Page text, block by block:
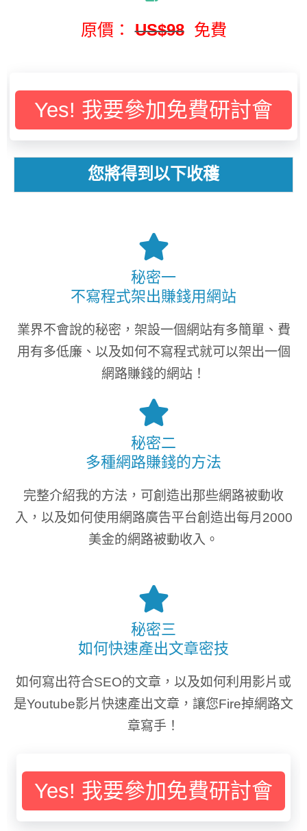
原價：US$98 免費
Yes! 我要參加免費研討會
您將得到以下收穫
秘密一
不寫程式架出賺錢用網站
業界不會說的秘密，架設一個網站有多簡單、費
用有多低廉、以及如何不寫程式就可以架出一個
網路賺錢的網站！
秘密二
多種網路賺錢的方法
完整介紹我的方法，可創造出那些網路被動收
入，以及如何使用網路廣告平台創造出每月2000
美金的網路被動收入。
秘密三
如何快速產出文章密技
如何寫出符合SEO的文章，以及如何利用影片或
是Youtube影片快速產出文章，讓您Fire掉網路文
章寫手！
Yes! 我要參加免費研討會